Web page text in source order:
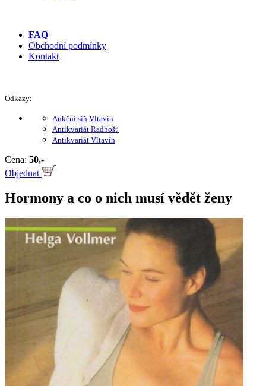
FAQ
Obchodní podmínky
Kontakt
Odkazy:
Aukční síň Vltavín
Antikvariát Radhošť
Antikvariát Vltavín
Cena: 50,-
Objednat
Hormony a co o nich musí vědět ženy